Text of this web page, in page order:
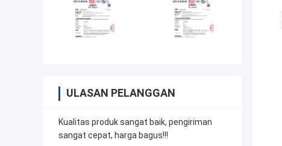
ULASAN PELANGGAN
Kualitas produk sangat baik, pengiriman
sangat cepat, harga bagus!!!